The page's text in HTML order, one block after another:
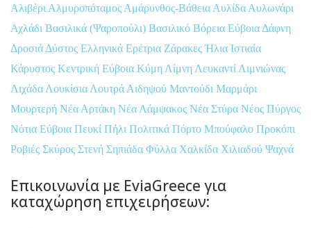
Αλιβέρι Αλμυροπόταμος Αμάρυνθος-Βάθεια Αυλίδα Αυλωνάρι
Αχλάδι Βασιλικά (Ψαροπούλι) Βασιλικό Βόρεια Εύβοια Δάφνη
Δροσιά Δύστος Ελληνικά Ερέτρια ΖάρακεςΉλια Ιστιαία
Κάρυστος Κεντρική Εύβοια Κύμη Λίμνη Λευκαντί Λιμνιώνας
Λιχάδα Λουκίσια Λουτρά Αιδηψού Μαντούδι Μαρμάρι
Μουρτερή Νέα Αρτάκη Νέα Λάμψακος Νέα Στύρα Νέος Πύργος
Νότια Εύβοια Πευκί Πήλι Πολιτικά Πόρτο Μπούφαλο Προκόπι
Ροβιές Σκύρος Στενή Σηπιάδα Φύλλα Χαλκίδα Χιλιαδού Ψαχνά
Επικοινωνία με EviaGreece για
καταχώρηση επιχειρήσεων: